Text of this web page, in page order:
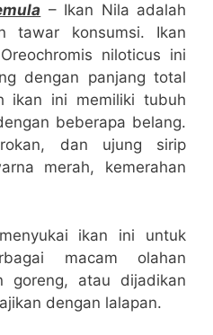
– Ikan Nila adalah
tawar konsumsi. Ikan
niloticus ini
dengan panjang total
ikan ini memiliki tubuh
beberapa belang.
dan ujung sirip
merah, kemerahan
ikan ini untuk
macam olahan
goreng, atau dijadikan
dengan lalapan.